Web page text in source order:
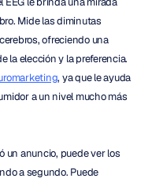
Mide las diminutas
ofreciendo una
la elección y la preferencia.
, ya que le ayuda
a un nivel mucho más
un anuncio, puede ver los
a segundo. Puede